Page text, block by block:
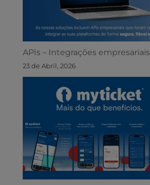
APIs – Integrações empresariais
23 de Abril, 2026